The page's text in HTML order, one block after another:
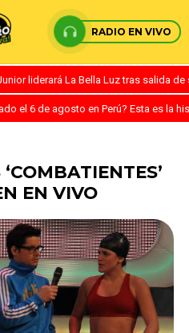
RADIO EN VIVO
liderará La Bella Luz tras salida
el 6 de agosto en Perú? Esta es la
EN VIVO